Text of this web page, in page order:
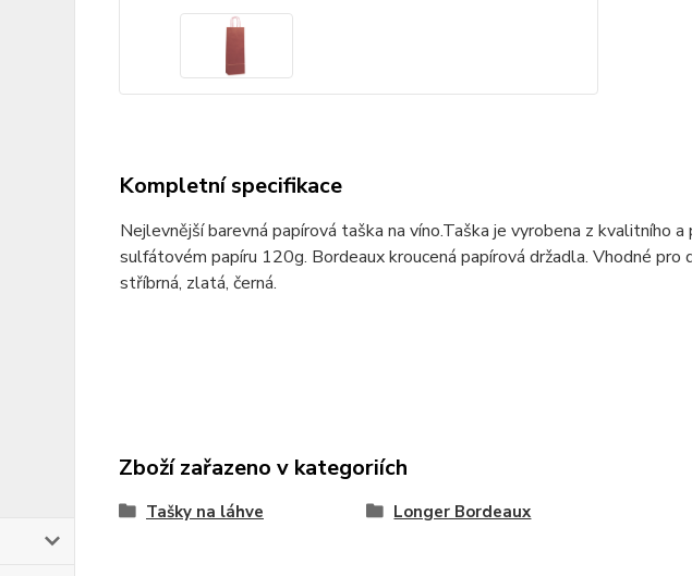
Kompletní specifikace
Nejlevnější barevná papírová taška na víno.Taška je vyrobena z kvalitního
sulfátovém papíru 120g. Bordeaux kroucená papírová držadla. Vhodné
stříbrná, zlatá, černá.
Zboží zařazeno v kategoriích
Tašky na láhve Longer Bordeaux